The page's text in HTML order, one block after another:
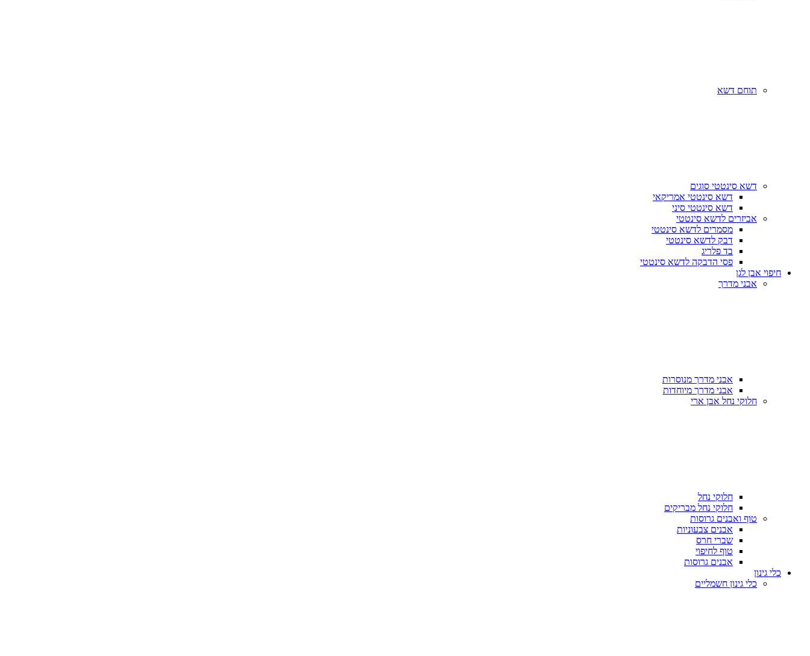
תוחם דשא
דשא סינטטי סוגים
דשא סינטטי אמריקאי
דשא סינטטי סיני
אביזרים לדשא סינטטי
מסמרים לדשא סינטטי
דבק לדשא סינטטי
בד פלריג
פסי הדבקה לדשא סינטטי
חיפוי אבן לגן
אבני מדרך
אבני מדרך מנוסרות
אבני מדרך מיוחדות
חלוקי נחל אבן ארי
חלוקי נחל
חלוקי נחל מבריקים
טוף ואבנים גרוסות
אבנים צבעוניות
שברי חרס
טוף לחיפוי
אבנים גרוסות
כלי גינון
כלי גינון חשמליים